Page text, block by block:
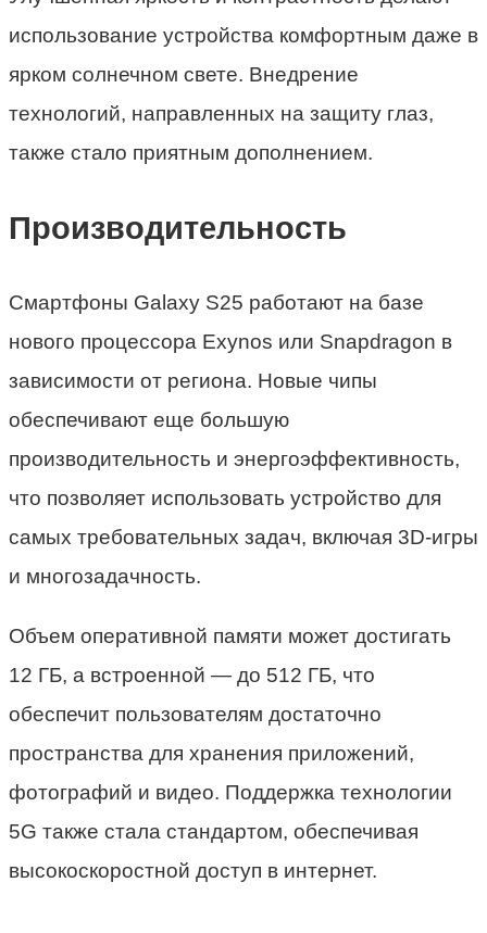
использование устройства комфортным даже в
ярком солнечном свете. Внедрение
технологий, направленных на защиту глаз,
также стало приятным дополнением.
Производительность
Смартфоны Galaxy S25 работают на базе
нового процессора Exynos или Snapdragon в
зависимости от региона. Новые чипы
обеспечивают еще большую
производительность и энергоэффективность,
что позволяет использовать устройство для
самых требовательных задач, включая 3D-игры
и многозадачность.
Объем оперативной памяти может достигать
12 ГБ, а встроенной — до 512 ГБ, что
обеспечит пользователям достаточно
пространства для хранения приложений,
фотографий и видео. Поддержка технологии
5G также стала стандартом, обеспечивая
высокоскоростной доступ в интернет.